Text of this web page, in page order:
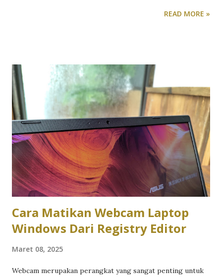
langsung dari sistem navigasi perangkat mereka. Cara
Tekan lama tombol home jika menggunakan navigasi tiga
tombol. Geser ke atas dari sudut bawah layar jika
menggunakan navigasi gestur. Tekan lama tombol daya, jika
pengaturan tersebut diaktifkan. Saat dipanggil melalui
metode ini, ChatGPT akan langsung terbuka dalam mode
suara, memungkinkan interaksi berbasis percakapan tanpa
perlu mengetik. Keterbatasan dan Ketersediaan Yang perlu
dicatat, meskipun kini bisa menjadi asisten default, ChatGPT
belum mendukung pemanggilan dengan perintah suara
seperti "Hey Google" ...
READ MORE »
Cara Matikan Webcam Laptop
Windows Dari Registry Editor
Maret 08, 2025
Webcam merupakan perangkat yang sangat penting untuk